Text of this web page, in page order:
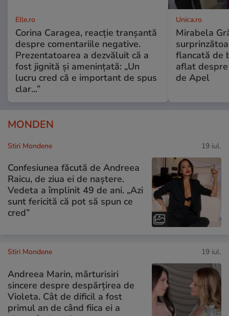
Elle.ro
Corina Caragea, reacție tranșantă
despre comentariile negative.
Prezentatoarea a dezvăluit că a
fost jignită și amenințată: „Un
lucru cred că e important de spus
clar...”
Unica.ro
Mirabela
flancată de
aflat
de Apel
MONDEN
Stiri Mondene 19 iul.
Confesiunea făcută de Andreea
Raicu, de ziua ei de naștere.
Vedeta a împlinit 49 de ani. „Azi
sunt fericită că pot să spun ce
cred”
Stiri Mondene 19 iul.
Andreea Marin, mărturisiri
sincere despre despărțirea de
Violeta. Cât de dificil a fost
primul an de când fiica ei a